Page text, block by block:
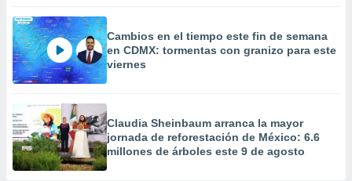
Cambios en el tiempo este fin de semana
en CDMX: tormentas con granizo para este
viernes
Claudia Sheinbaum arranca la mayor
jornada de reforestación de México: 6.6
millones de árboles este 9 de agosto